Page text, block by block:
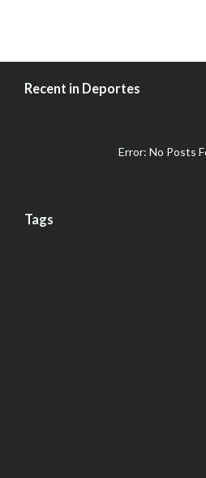
Recent in Deportes
Error: No Posts
Tags